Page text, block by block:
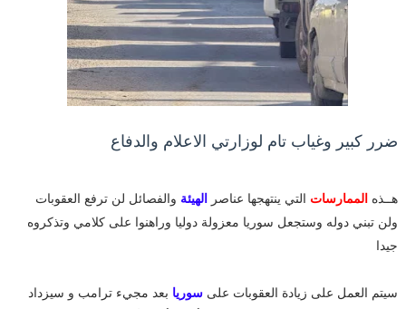
ضرر كبير وغياب تام لوزارتي الاعلام والدفاع
هــذه الممارسات التي ينتهجها عناصر الهيئة والفصائل لن ترفع العقوبات
ولن تبني دوله وستجعل سوريا معزولة دوليا وراهنوا على كلامي وتذكروه
جيدا
سيتم العمل على زيادة العقوبات على سوريا بعد مجيء ترامب و سيزداد